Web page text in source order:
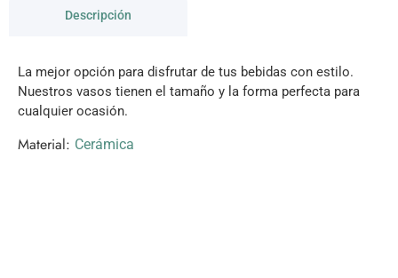
Descripción
La mejor opción para disfrutar de tus bebidas con estilo.
Nuestros vasos tienen el tamaño y la forma perfecta para
cualquier ocasión.
Material: Cerámica